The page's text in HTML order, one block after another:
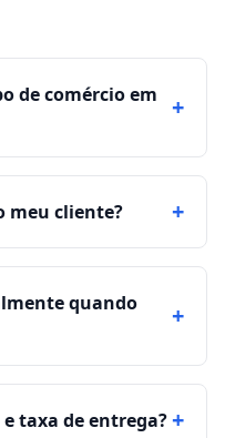
de comércio em
+
meu cliente? +
quando
+
taxa de entrega?+